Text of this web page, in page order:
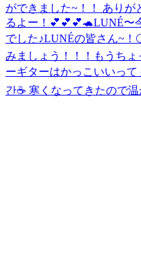
ができました~！！ ありが
るよー！💕💕💕🐢LUNÉ〜
でした♪LUNÉの皆さん~！
みましょう！！！ もうち
ーギターはかっこいいって
간☕️ 寒くなってきたので